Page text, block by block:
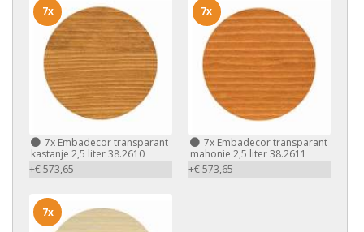
7x Embadecor transparant
kastanje 2,5 liter 38.2610
+€ 573,65
7x
7xEmbadecor transparant
mahonie 2,5 liter 38.2611
+€ 573,65
7x
7x